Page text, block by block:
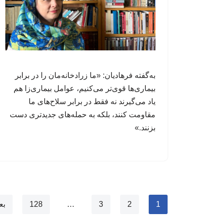
به‌گفته فرهادیان: «ما زرادخانه‌مان را در برابر
بیماری‌ها قوی‌تر می‌کنیم، عوامل‌ بیماری‌زا هم
یاد می‌گیرند نه فقط در برابر سلاح‌های ما
مقاومت کنند، بلکه به حمله‌های جدیدتری دست
بزنند.»
1
2
3
…
128